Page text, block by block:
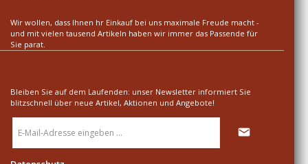
Wir wollen, dass Ihnen hr Einkauf bei uns maximale Freude macht -
und mit vielen tausend Artikeln haben wir immer das Passende für
Sie parat.
Bleiben Sie auf dem Laufenden: unser Newsletter informiert Sie
blitzschnell über neue Artikel, Aktionen und Angebote!
Mail-